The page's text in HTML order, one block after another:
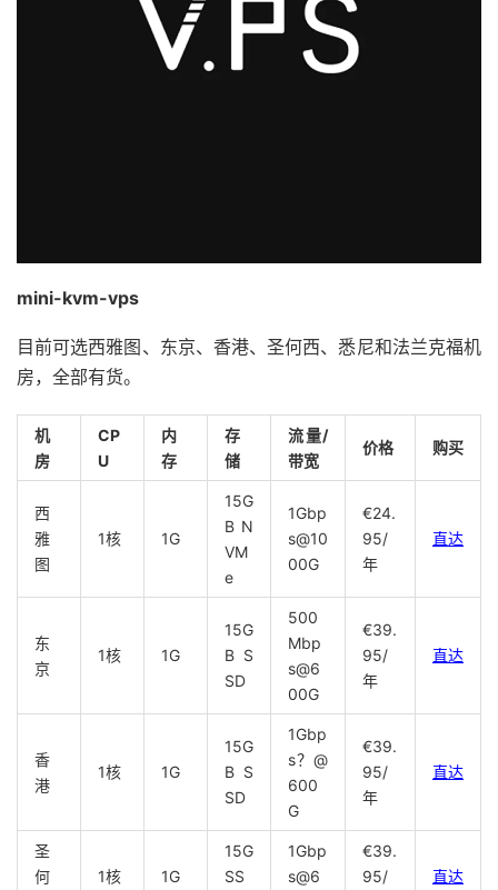
mini-kvm-vps
目前可选西雅图、东京、香港、圣何西、悉尼和法兰克福机
房，全部有货。
机
房
CP
U
内
存
存
储
流量/
带宽
价格 购买
西
雅
图
1核 1G
15G
B N
VM
e
1Gbp
s@10
00G
€24.
95/
年
直达
东
京
1核 1G
15G
B S
SD
500
Mbp
s@6
00G
€39.
95/
年
直达
香
港
1核 1G
15G
B S
SD
1Gbp
s？@
600
G
€39.
95/
年
直达
圣
何
1核 1G
15G
SS
1Gbp
s@6
€39.
95/
直达